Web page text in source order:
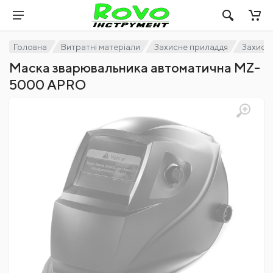
Головна Витратні матеріали Захисне приладдя Захист
Маска зварювальника автоматична MZ-
5000 APRO